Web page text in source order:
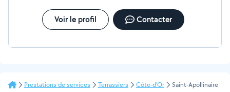
Voir le profil Contacter
Prestations de services Terrassiers Côte-d'Or Saint-Apollinaire